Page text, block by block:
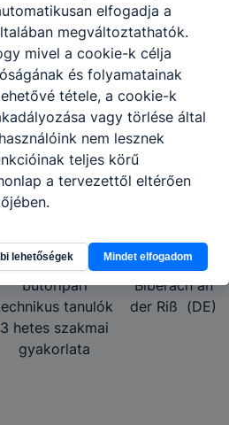
Görögország
Nemzetközi
projekt
német, dán, és
magyar diákok
részvételével
Hennef (DE)
Asztalos, ács,
valamint
bútoripari
tanulók
3 hetes szakmai
gyakorlata
Biberach an
der Riß (DE)
elfogadja a
megváltoztathatók.
mivel a cookie-k célja
és folyamatainak
tétele, a cookie-k
vagy törlése által
nem lesznek
teljes körű
a tervezettől eltérően
lehetőségek Mindet elfogadom